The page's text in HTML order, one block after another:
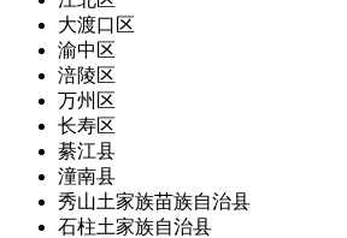
大渡口区
渝中区
涪陵区
万州区
长寿区
綦江县
潼南县
秀山土家族苗族自治县
石柱土家族自治县